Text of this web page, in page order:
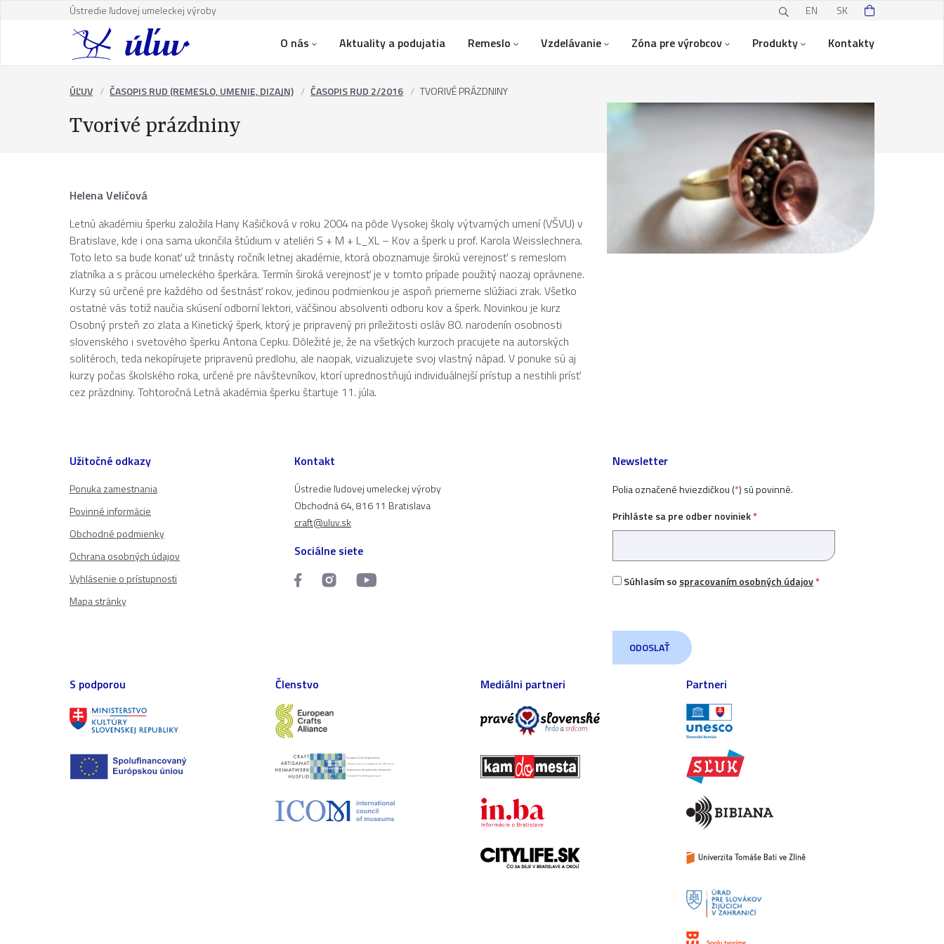
Ústredie ľudovej umeleckej výroby EN SK
O nás Aktuality a podujatia Remeslo Vzdelávanie Zóna pre výrobcov Produkty Kontakty
ÚĽUV ČASOPIS RUD (REMESLO, UMENIE, DIZAJN) ČASOPIS RUD 2/2016 TVORIVÉ PRÁZDNINY
Tvorivé prázdniny
Helena Veličová
Letnú akadémiu šperku založila Hany Kašičková v roku 2004 na pôde Vysokej školy výtvarných umení (VŠVU) v
Bratislave, kde i ona sama ukončila štúdium v ateliéri S + M + L_XL – Kov a šperk u prof. Karola Weisslechnera.
Toto leto sa bude konať už trinásty ročník letnej akadémie, ktorá oboznamuje širokú verejnosť s remeslom
zlatníka a s prácou umeleckého šperkára. Termín široká verejnosť je v tomto prípade použitý naozaj oprávnene.
Kurzy sú určené pre každého od šestnásť rokov, jedinou podmienkou je aspoň priemerne slúžiaci zrak. Všetko
ostatné vás totiž naučia skúsení odborní lektori, väčšinou absolventi odboru kov a šperk. Novinkou je kurz
Osobný prsteň zo zlata a Kinetický šperk, ktorý je pripravený pri príležitosti osláv 80. narodenín osobnosti
slovenského i svetového šperku Antona Cepku. Dôležité je, že na všetkých kurzoch pracujete na autorských
solitéroch, teda nekopírujete pripravenú predlohu, ale naopak, vizualizujete svoj vlastný nápad. V ponuke sú aj
kurzy počas školského roka, určené pre návštevníkov, ktorí uprednostňujú individuálnejší prístup a nestihli prísť
cez prázdniny. Tohtoročná Letná akadémia šperku štartuje 11. júla.
Užitočné odkazy
Ponuka zamestnania
Povinné informácie
Obchodné podmienky
Ochrana osobných údajov
Vyhlásenie o prístupnosti
Mapa stránky
Kontakt
Ústredie ľudovej umeleckej výroby
Obchodná 64, 816 11 Bratislava
craft@uluv.sk
Sociálne siete
Newsletter
Polia označené hviezdičkou (*) sú povinné.
Prihláste sa pre odber noviniek*
Súhlasím so spracovaním osobných údajov*
S podporou Členstvo Mediálni partneri Partneri